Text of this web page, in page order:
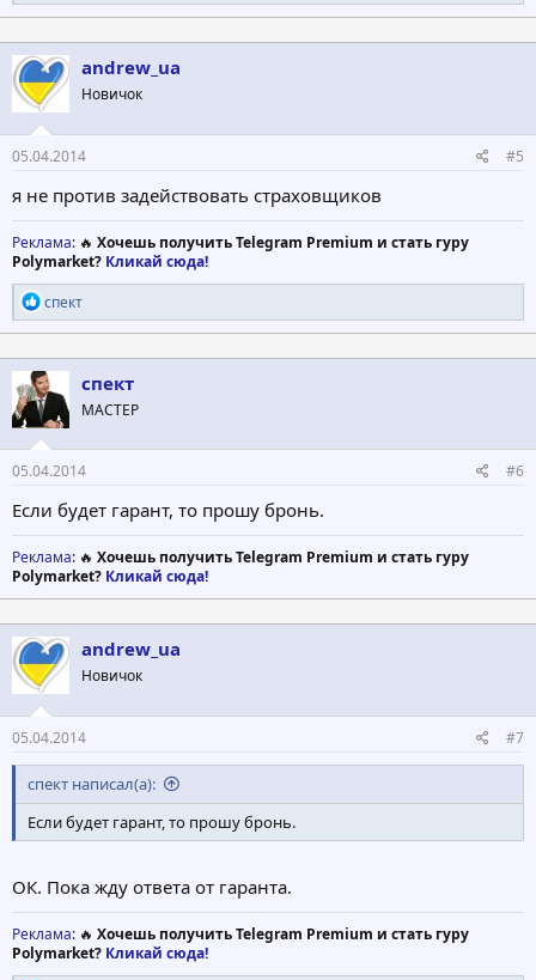
а
к
ц
и
и
:
andrew_ua
Новичок
05.04.2014 #5
я не против задействовать страховщиков
Реклама: 🔥 Хочешь получить Telegram Premium и стать гуру
Polymarket? Кликай сюда!
Р
е
а
к
ц
и
и
:
спект
спект
МАСТЕР
05.04.2014 #6
Если будет гарант, то прошу бронь.
Реклама: 🔥 Хочешь получить Telegram Premium и стать гуру
Polymarket? Кликай сюда!
andrew_ua
Новичок
05.04.2014 #7
спект написал(а):
Если будет гарант, то прошу бронь.
ОК. Пока жду ответа от гаранта.
Реклама: 🔥 Хочешь получить Telegram Premium и стать гуру
Polymarket? Кликай сюда!